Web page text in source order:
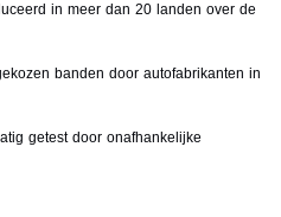
in meer dan 20 landen over de
banden door autofabrikanten in
getest door onafhankelijke